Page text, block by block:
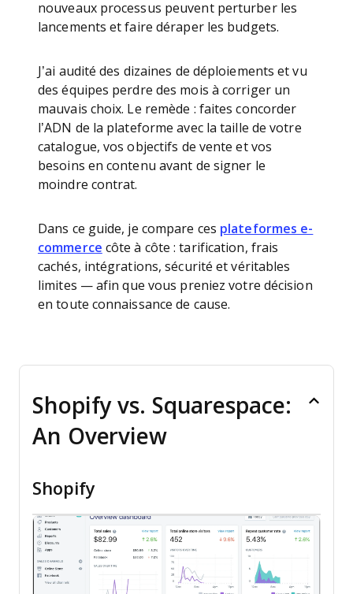
nouveaux processus peuvent perturber les
lancements et faire déraper les budgets.
J’ai audité des dizaines de déploiements et vu
des équipes perdre des mois à corriger un
mauvais choix. Le remède : faites concorder
l’ADN de la plateforme avec la taille de votre
catalogue, vos objectifs de vente et vos
besoins en contenu avant de signer le
moindre contrat.
Dans ce guide, je compare ces plateformes e-
commerce côte à côte : tarification, frais
cachés, intégrations, sécurité et véritables
limites — afin que vous preniez votre décision
en toute connaissance de cause.
Shopify vs. Squarespace:
An Overview
Shopify